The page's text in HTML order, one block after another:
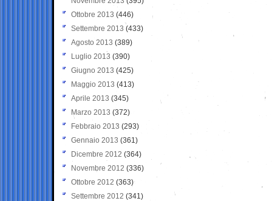
Ottobre 2013 (446)
Settembre 2013 (433)
Agosto 2013 (389)
Luglio 2013 (390)
Giugno 2013 (425)
Maggio 2013 (413)
Aprile 2013 (345)
Marzo 2013 (372)
Febbraio 2013 (293)
Gennaio 2013 (361)
Dicembre 2012 (364)
Novembre 2012 (336)
Ottobre 2012 (363)
Settembre 2012 (341)